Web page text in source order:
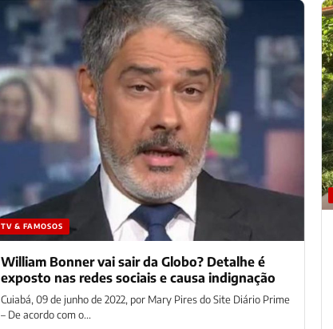
TV & FAMOSOS
William Bonner vai sair da Globo? Detalhe é
exposto nas redes sociais e causa indignação
Cuiabá, 09 de junho de 2022, por Mary Pires do Site Diário Prime
– De acordo com o...